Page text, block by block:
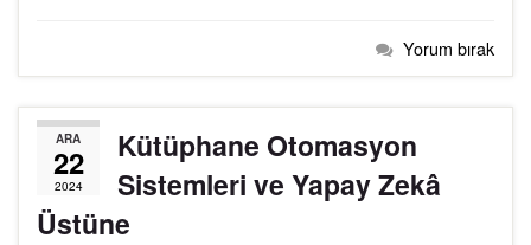
Yorum bırak
ARA
22
2024
Kütüphane Otomasyon
Sistemleri ve Yapay Zekâ
Üstüne